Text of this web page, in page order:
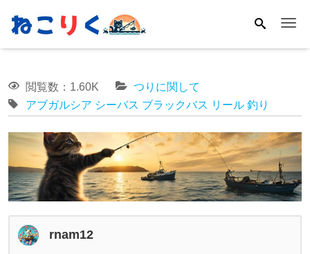
閲覧数：1.60K
つりに関して
アブガルシア シーバス ブラックバス リール 釣り
rnam12